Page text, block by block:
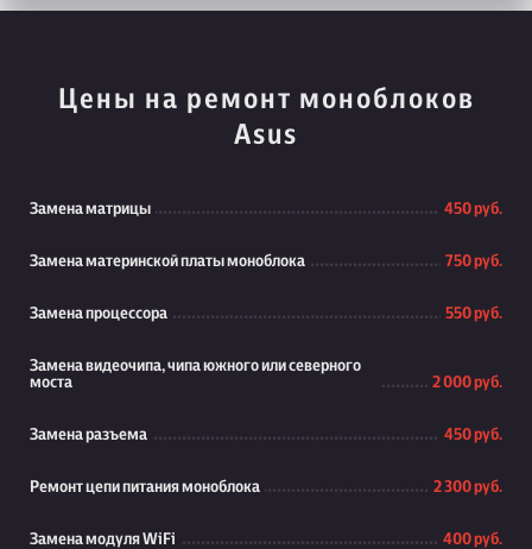
Цены на ремонт моноблоков
Asus
Замена матрицы 450 руб.
Замена материнской платы моноблока 750 руб.
Замена процессора 550 руб.
Замена видеочипа, чипа южного или северного
моста
2 000 руб.
Замена разъема 450 руб.
Ремонт цепи питания моноблока 2 300 руб.
Замена модуля WiFi 400 руб.